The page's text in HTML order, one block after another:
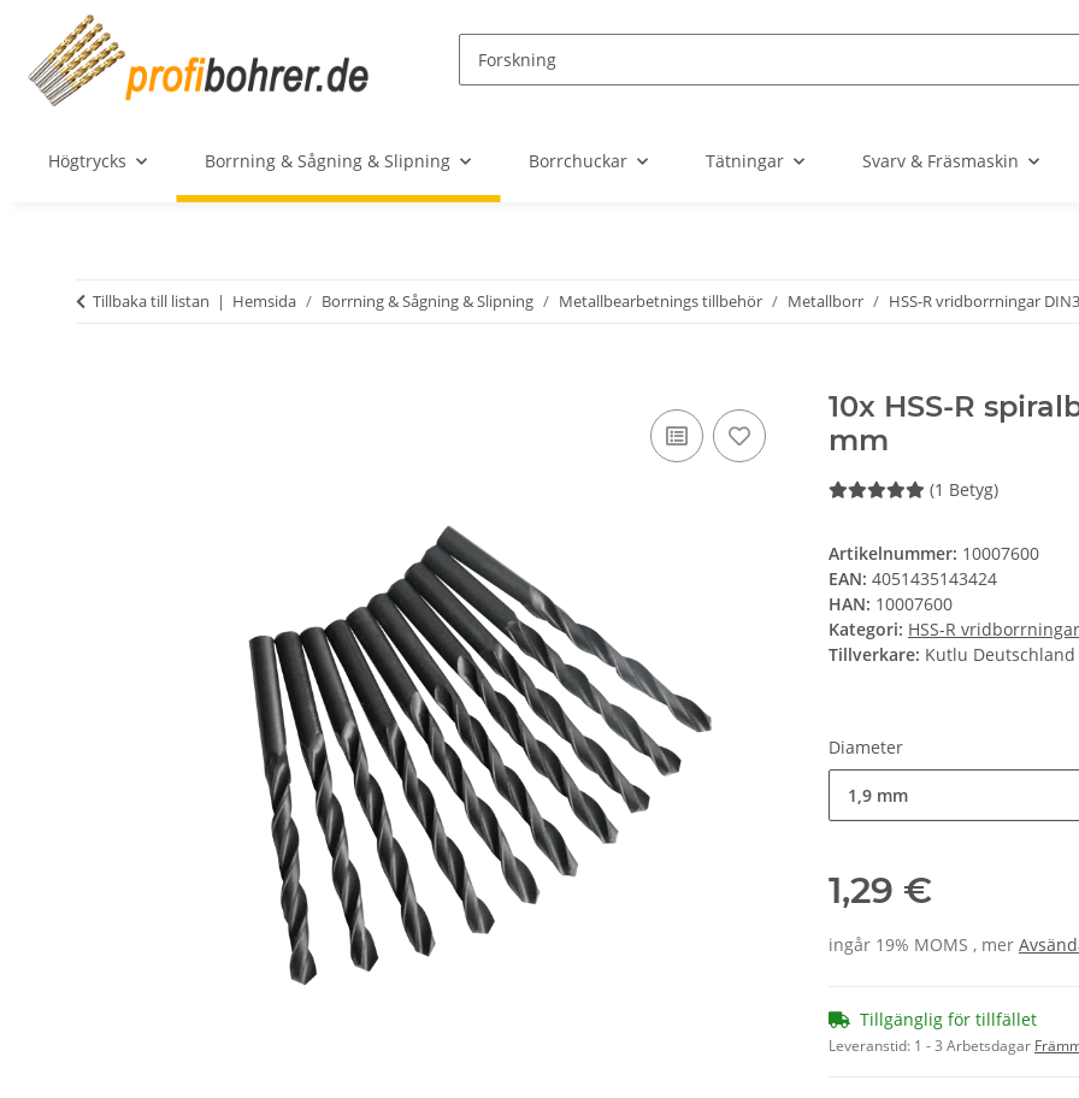
Högtrycks Borrning & Sågning & Slipning Borrchuckar Tätningar Svarv & Fräsmaskin
Tillbaka till listan Hemsida Borrning & Sågning & Slipning Metallbearbetnings tillbehör Metallborr HSS-R vridborrningar
10x HSS-R
mm
(1 Betyg)
Artikelnummer: 10007600
EAN: 4051435143424
HAN: 10007600
Kategori: HSS-R
Tillverkare: Kutlu Deutschland
Diameter
1,9 mm
1,29 €
ingår 19% MOMS , mer
Tillgänglig för tillfället
Leveranstid: 1 - 3 Arbetsdagar